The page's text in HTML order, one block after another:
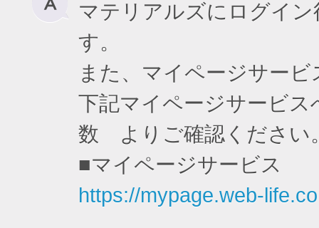
マテリアルズにログイ
す。
また、マイページサー
下記マイページサービ
数 よりご確認ください
■マイページサービス
https://mypage.web-